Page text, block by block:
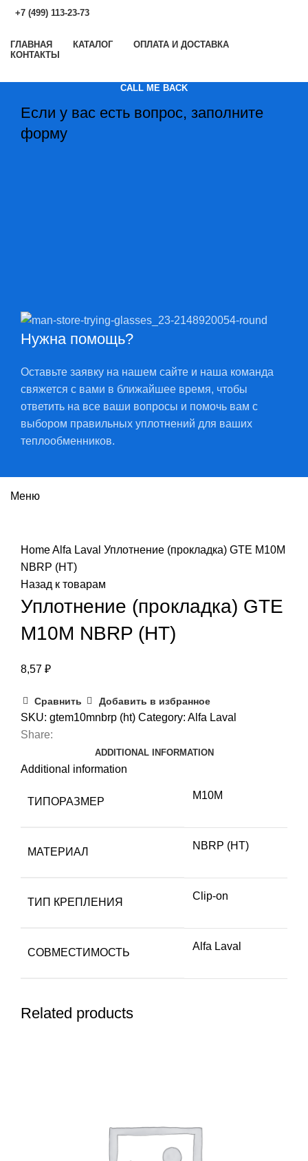
+7 (499) 113-23-73
ГЛАВНАЯ КАТАЛОГ
ОПЛАТА И ДОСТАВКА
КОНТАКТЫ
CALL ME BACK
Если у вас есть вопрос, заполните
форму
Нужна помощь?
Оставьте заявку на нашем сайте и наша команда
свяжется с вами в ближайшее время, чтобы
ответить на все ваши вопросы и помочь вам с
выбором правильных уплотнений для ваших
теплообменников.
Меню
HomeAlfa Laval Уплотнение (прокладка) GTE M10M
NBRP (HT)
Назад к товарам
Уплотнение (прокладка) GTE
M10M NBRP (HT)
8,57 ₽
Сравнить Добавить в избранное
SKU: gtem10mnbrp (ht) Category: Alfa Laval
Share:
ADDITIONAL INFORMATION
Additional information
ТИПОРАЗМЕР
M10M
МАТЕРИАЛ
NBRP (HT)
ТИП КРЕПЛЕНИЯ
Clip-on
СОВМЕСТИМОСТЬ
Alfa Laval
Related products